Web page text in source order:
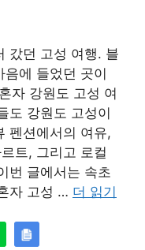
갔던 고성 여행. 블
음에 들었던 곳이
자 강원도 고성 여
도 강원도 고성이
펜션에서의 여유,
트, 그리고 로컬
번 글에서는 속초
자 고성 … 더 읽기